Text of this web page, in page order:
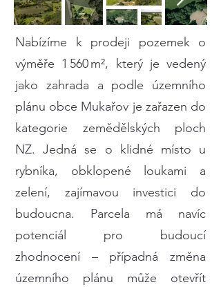
Nabízíme k prodeji pozemek o
výměře 1 560 m², který je vedený
jako zahrada a podle územního
plánu obce Mukařov je zařazen do
kategorie zemědělských ploch
NZ. Jedná se o klidné místo u
rybníka, obklopené loukami a
zelení, zajímavou investici do
budoucna. Parcela má navíc
potenciál pro budoucí
zhodnocení – případná změna
územního plánu může otevřít